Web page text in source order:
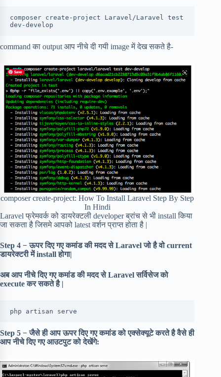
composer create-project Laravel/Laravel test
dev-develop
command का output आप नीचे दी गयी image में देख सकते है-
composer create-project: How To Install Laravel Step By Step
In Hindi
Laravel फ्रेमवर्क को डायरेक्टली developer ब्रांच से भी install किया
जा सकता है जिसमे आपको latest वर्शन प्राप्त होता है |
Step 4 − ऊपर दिए गए कमांड की मदद से Laravel जो है वो current
डायरेक्टरी में install होगा|
अब आप नीचे दिए गए कमांड की मदद से Laravel सर्विसेज को
execute कर सकते है |
php artisan serve
Step 5 − जैसे ही आप ऊपर दिए गए कमांड को एक्सेक्यूटे करते है वैसे ही
आप नीचे दिए गए आउटपुट को देखेंगे: